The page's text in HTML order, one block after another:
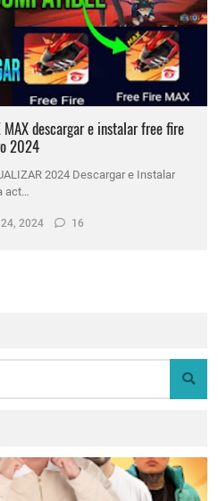
MAX descargar e instalar free fire
2024
2024 Descargar e Instalar
act…
24, 2024 16